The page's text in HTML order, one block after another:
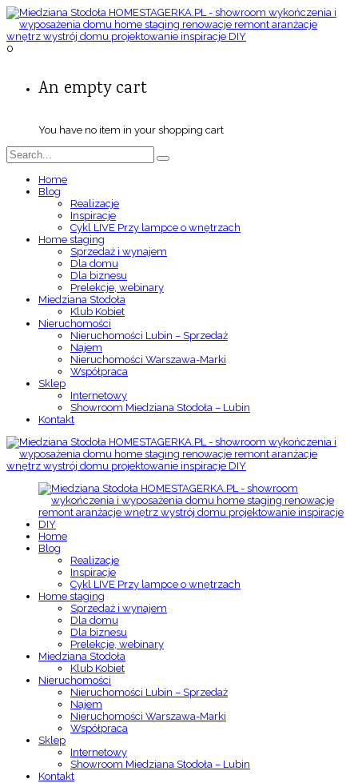
0
An empty cart
You have no item in your shopping cart
Home
Blog
Realizacje
Inspiracje
Cykl LIVE Przy lampce o wnętrzach
Home staging
Sprzedaż i wynajem
Dla domu
Dla biznesu
Prelekcje, webinary
Miedziana Stodoła
Klub Kobiet
Nieruchomości
Nieruchomości Lubin – Sprzedaż
Najem
Nieruchomości Warszawa-Marki
Współpraca
Sklep
Internetowy
Showroom Miedziana Stodoła – Lubin
Kontakt
Home
Blog
Realizacje
Inspiracje
Cykl LIVE Przy lampce o wnętrzach
Home staging
Sprzedaż i wynajem
Dla domu
Dla biznesu
Prelekcje, webinary
Miedziana Stodoła
Klub Kobiet
Nieruchomości
Nieruchomości Lubin – Sprzedaż
Najem
Nieruchomości Warszawa-Marki
Współpraca
Sklep
Internetowy
Showroom Miedziana Stodoła – Lubin
Kontakt